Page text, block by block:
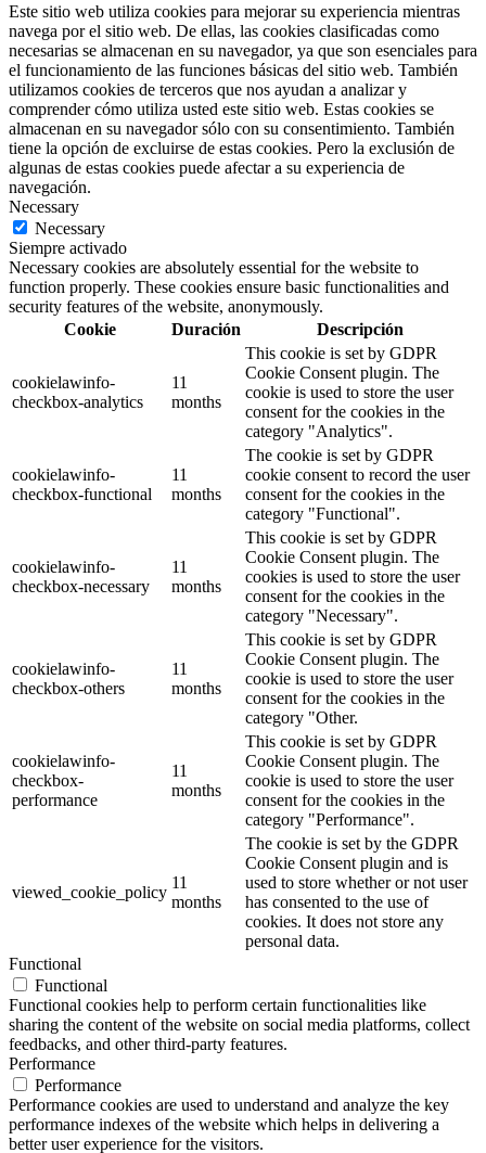
Este sitio web utiliza cookies para mejorar su experiencia mientras
navega por el sitio web. De ellas, las cookies clasificadas como
necesarias se almacenan en su navegador, ya que son esenciales para
el funcionamiento de las funciones básicas del sitio web. También
utilizamos cookies de terceros que nos ayudan a analizar y
comprender cómo utiliza usted este sitio web. Estas cookies se
almacenan en su navegador sólo con su consentimiento. También
tiene la opción de excluirse de estas cookies. Pero la exclusión de
algunas de estas cookies puede afectar a su experiencia de
navegación.
Necessary
Necessary
Siempre activado
Necessary cookies are absolutely essential for the website to
function properly. These cookies ensure basic functionalities and
security features of the website, anonymously.
Cookie
Duración Descripción
cookielawinfo-
checkbox-analytics
11
months
This cookie is set by GDPR
Cookie Consent plugin. The
cookie is used to store the user
consent for the cookies in the
category "Analytics".
cookielawinfo-
checkbox-functional
11
months
The cookie is set by GDPR
cookie consent to record the user
consent for the cookies in the
category "Functional".
cookielawinfo-
checkbox-necessary
11
months
This cookie is set by GDPR
Cookie Consent plugin. The
cookies is used to store the user
consent for the cookies in the
category "Necessary".
cookielawinfo-
checkbox-others
11
months
This cookie is set by GDPR
Cookie Consent plugin. The
cookie is used to store the user
consent for the cookies in the
category "Other.
cookielawinfo-
checkbox-
performance
11
months
This cookie is set by GDPR
Cookie Consent plugin. The
cookie is used to store the user
consent for the cookies in the
category "Performance".
viewed_cookie_policy
11
months
The cookie is set by the GDPR
Cookie Consent plugin and is
used to store whether or not user
has consented to the use of
cookies. It does not store any
personal data.
Functional
Functional
Functional cookies help to perform certain functionalities like
sharing the content of the website on social media platforms, collect
feedbacks, and other third-party features.
Performance
Performance
Performance cookies are used to understand and analyze the key
performance indexes of the website which helps in delivering a
better user experience for the visitors.